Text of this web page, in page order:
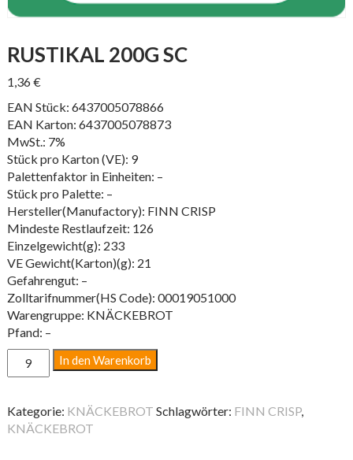
RUSTIKAL 200G SC
1,36€
EAN Stück: 6437005078866
EAN Karton: 6437005078873
MwSt.: 7%
Stück pro Karton (VE): 9
Palettenfaktor in Einheiten: –
Stück pro Palette: –
Hersteller(Manufactory): FINN CRISP
Mindeste Restlaufzeit: 126
Einzelgewicht(g): 233
VE Gewicht(Karton)(g): 21
Gefahrengut: –
Zolltarifnummer(HS Code): 00019051000
Warengruppe: KNÄCKEBROT
Pfand: –
RUSTIKAL
200G
Menge
In den Warenkorb
Kategorie: KNÄCKEBROT Schlagwörter: FINN CRISP,
KNÄCKEBROT